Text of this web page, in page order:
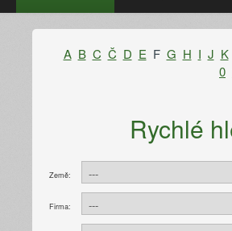
A B C Č D E F G H I J K
0
Rychlé
Země:
Firma: